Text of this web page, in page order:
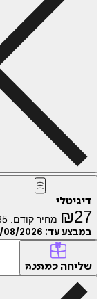
₪ מחיר קודם: ₪35
עד:31/08/2026
כמתנה